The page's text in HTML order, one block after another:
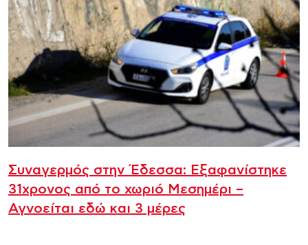
Συναγερμός στην Έδεσσα: Εξαφανίστηκε
31χρονος από το χωριό Μεσημέρι –
Αγνοείται εδώ και 3 μέρες